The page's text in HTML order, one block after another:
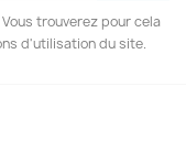
trouverez pour cela
d'utilisation du site.